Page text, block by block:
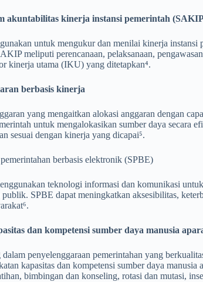
akuntabilitas kinerja instansi pemerintah
untuk mengukur dan menilai kinerja instansi
meliputi perencanaan, pelaksanaan,
kinerja utama (IKU) yang ditetapkan⁴.
berbasis kinerja
yang mengaitkan alokasi anggaran dengan
untuk mengalokasikan sumber daya secara
sesuai dengan kinerja yang dicapai⁵.
berbasis elektronik (SPBE)
teknologi informasi dan komunikasi
SPBE dapat meningkatkan aksesibilitas,
dan kompetensi sumber daya manusia
penyelenggaraan pemerintahan yang
kapasitas dan kompetensi sumber daya
bimbingan dan konseling, rotasi dan mutasi,